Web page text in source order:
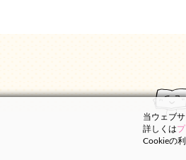
当ウェブ
詳しくは
Cookieの